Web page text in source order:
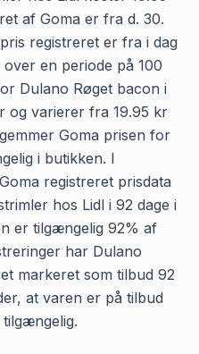
af Goma er fra d. 30.
registreret er fra i dag
en periode på 100
Dulano Røget bacon i
og varierer fra 19.95 kr
Goma prisen for
i butikken. I
registreret prisdata
hos Lidl i 92 dage i
er tilgængelig 92% af
har Dulano
markeret som tilbud 92
at varen er på tilbud